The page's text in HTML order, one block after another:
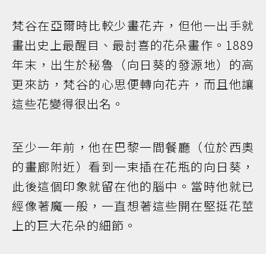
梵谷在亞爾時比較少畫花卉，但他一出手就
畫出史上最醒目、最討喜的花朵畫作。1889
年末，出生於秘魯（向日葵的發源地）的高
更來訪，梵谷的心思便轉向花卉，而且他讓
這些花變得很出名。
至少一年前，他在巴黎一間餐廳（位於西奧
的畫廊附近）看到一束插在花瓶的向日葵，
此後這個印象就留在他的腦中。當時他就已
經像著魔一般，一直想著這些開在堅挺花莖
上的巨大花朵的細節。